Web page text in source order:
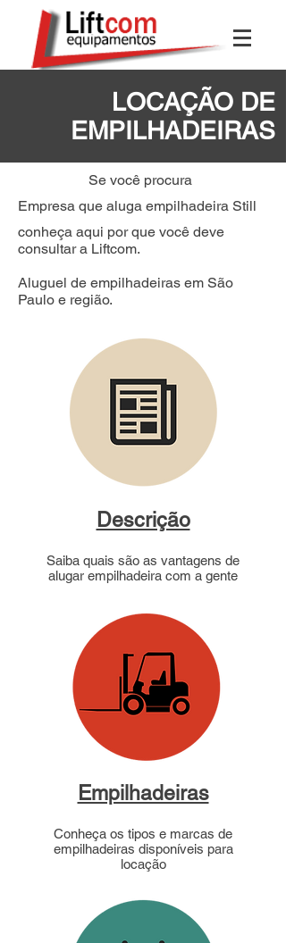
LOCAÇÃO DE
EMPILHADEIRAS
Se você procura
Empresa que aluga empilhadeira Still
conheça aqui por que você deve
consultar a Liftcom.
Aluguel de empilhadeiras em São
Paulo e região.
Descrição
Saiba quais são as vantagens de
alugar empilhadeira com a gente
Empilhadeiras
Conheça os tipos e marcas de
empilhadeiras disponíveis para
locação